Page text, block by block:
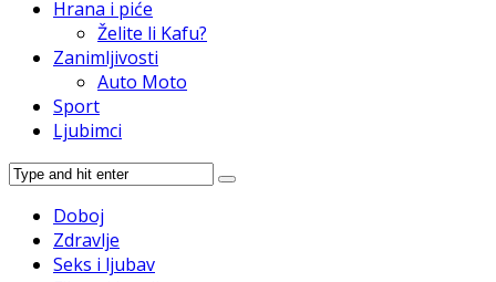
Hrana i piće
Želite li Kafu?
Zanimljivosti
Auto Moto
Sport
Ljubimci
Doboj
Zdravlje
Seks i ljubav